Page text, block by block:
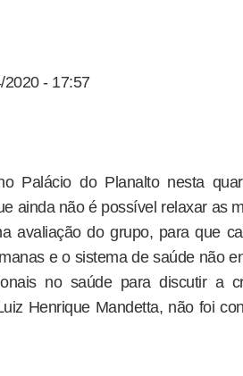
2020 - 17:57
Palácio do Planalto nesta
ainda não é possível relaxar as
avaliação do grupo, para que
e o sistema de saúde não
no saúde para discutir a
Henrique Mandetta, não foi